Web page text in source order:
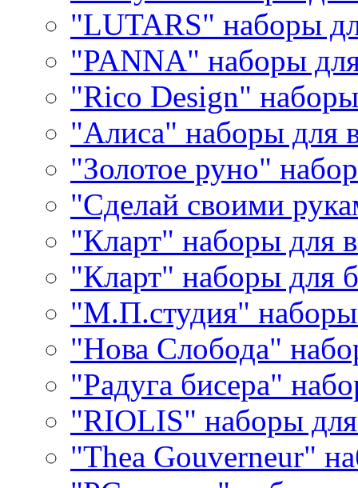
"LUTARS" наборы
"PANNA" наборы
"Rico Design"
"Алиса" наборы для
"Золотое руно"
"Сделай своими
"Кларт" наборы для
"Кларт" наборы для
"М.П.студия"
"Нова Слобода"
"Радуга бисера"
"RIOLIS" наборы
"Thea Gouverneur"